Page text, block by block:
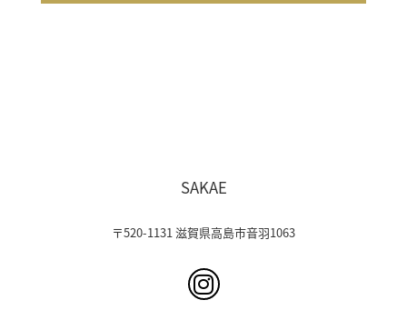
SAKAE
〒520-1131 滋賀県高島市音羽1063